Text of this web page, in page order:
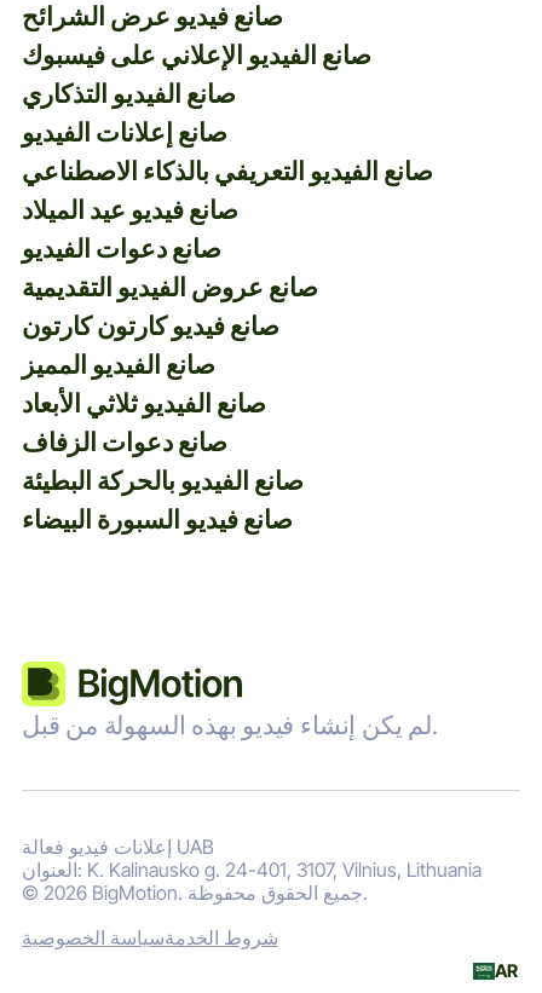
صانع فيديو عرض الشرائح
صانع الفيديو الإعلاني على فيسبوك
صانع الفيديو التذكاري
صانع إعلانات الفيديو
صانع الفيديو التعريفي بالذكاء الاصطناعي
صانع فيديو عيد الميلاد
صانع دعوات الفيديو
صانع عروض الفيديو التقديمية
صانع فيديو كارتون كارتون
صانع الفيديو المميز
صانع الفيديو ثلاثي الأبعاد
صانع دعوات الزفاف
صانع الفيديو بالحركة البطيئة
صانع فيديو السبورة البيضاء
لم يكن إنشاء فيديو بهذه السهولة من قبل.
إعلانات فيديو فعالة UAB
العنوان: K. Kalinausko g. 24-401, 3107, Vilnius, Lithuania
© 2026 BigMotion. جميع الحقوق محفوظة.
سياسة الخصوصيةشروط الخدمة
AR